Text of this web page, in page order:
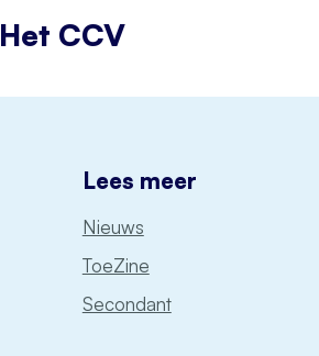
Het CCV
Lees meer
Nieuws
ToeZine
Secondant